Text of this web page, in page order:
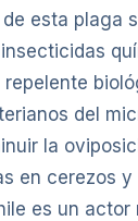
esta plaga
del
la
en cerezos y
es un actor